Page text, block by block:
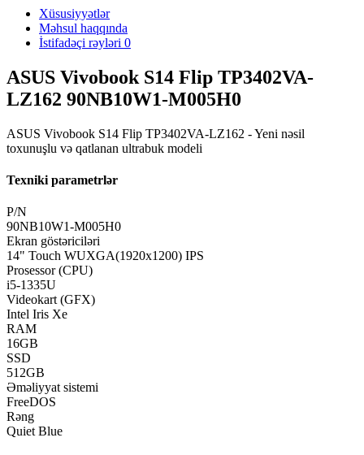
Xüsusiyyətlər
Məhsul haqqında
İstifadəçi rəyləri 0
ASUS Vivobook S14 Flip TP3402VA-
LZ162 90NB10W1-M005H0
ASUS Vivobook S14 Flip TP3402VA-LZ162 - Yeni nəsil
toxunuşlu və qatlanan ultrabuk modeli
Texniki parametrlər
P/N
90NB10W1-M005H0
Ekran göstəriciləri
14" Touch WUXGA(1920x1200) IPS
Prosessor (CPU)
i5-1335U
Videokart (GFX)
Intel Iris Xe
RAM
16GB
SSD
512GB
Əməliyyat sistemi
FreeDOS
Rəng
Quiet Blue